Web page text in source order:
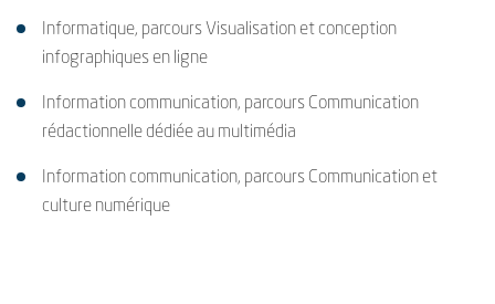
Informatique, parcours Visualisation et conception
infographiques en ligne
Information communication, parcours Communication
rédactionnelle dédiée au multimédia
Information communication, parcours Communication et
culture numérique